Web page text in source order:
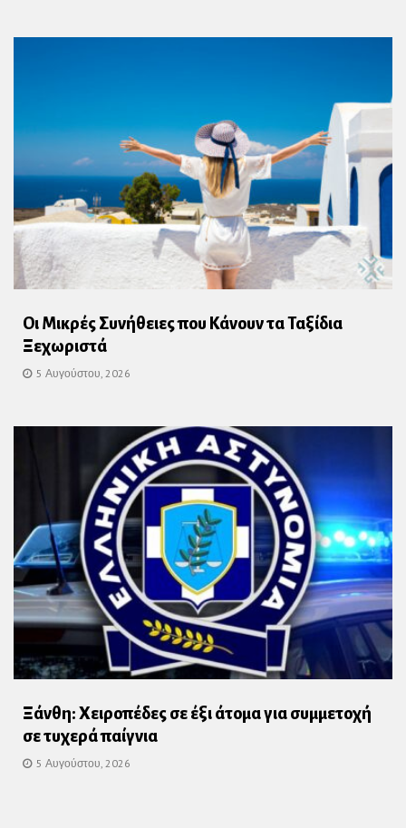
Οι Μικρές Συνήθειες που Κάνουν τα Ταξίδια
Ξεχωριστά
5 Αυγούστου, 2026
Ξάνθη: Χειροπέδες σε έξι άτομα για συμμετοχή
σε τυχερά παίγνια
5 Αυγούστου, 2026